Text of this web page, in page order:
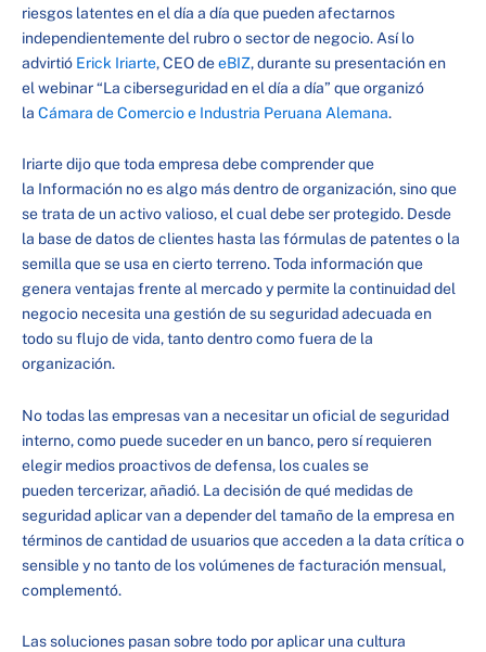
riesgos latentes en el día a día que pueden afectarnos
independientemente del rubro o sector de negocio. Así lo
advirtió Erick Iriarte, CEO deeBIZ, durante su presentación en
el webinar “La ciberseguridad en el día a día” que organizó
la Cámara de Comercio e Industria Peruana Alemana.
Iriarte dijo que toda empresa debe comprender que
la Información no es algo más dentro de organización, sino que
se trata de un activo valioso, el cual debe ser protegido. Desde
la base de datos de clientes hasta las fórmulas de patentes o la
semilla que se usa en cierto terreno. Toda información que
genera ventajas frente al mercado y permite la continuidad del
negocio necesita una gestión de su seguridad adecuada en
todo su flujo de vida, tanto dentro como fuera de la
organización.
No todas las empresas van a necesitar un oficial de seguridad
interno, como puede suceder en un banco, pero sí requieren
elegir medios proactivos de defensa, los cuales se
pueden tercerizar, añadió. La decisión de qué medidas de
seguridad aplicar van a depender del tamaño de la empresa en
términos de cantidad de usuarios que acceden a la data crítica o
sensible y no tanto de los volúmenes de facturación mensual,
complementó.
Las soluciones pasan sobre todo por aplicar una cultura